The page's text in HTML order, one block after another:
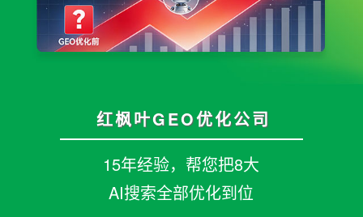
红枫叶GEO优化公司
15年经验，帮您把8大
AI搜索全部优化到位